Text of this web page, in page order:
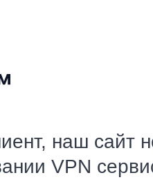
наш сайт
VPN